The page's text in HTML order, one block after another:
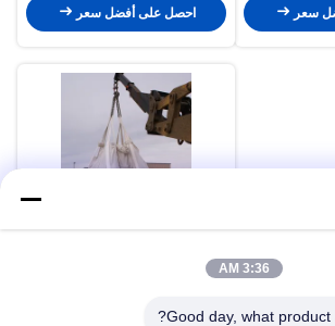
سعر
احصل على أفضل سعر
3:36 AM
Good day, what product